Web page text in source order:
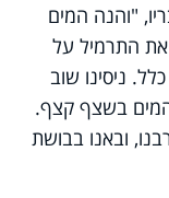
"והנה המים
את התרמיל על
ניסינו שוב
בשצף קצף.
ובאנו בבושת